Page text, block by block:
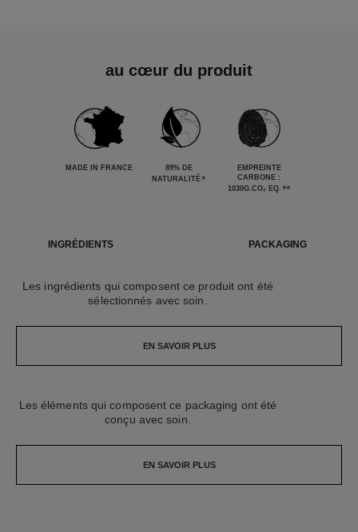
au cœur du produit
MADE IN FRANCE
89% DE
NATURALITÉ*
EMPREINTE
CARBONE :
1030G.CO₂ EQ. **
INGRÉDIENTS PACKAGING
Les ingrédients qui composent ce produit ont été
sélectionnés avec soin.
EN SAVOIR PLUS
Les éléments qui composent ce packaging ont été
conçu avec soin.
EN SAVOIR PLUS